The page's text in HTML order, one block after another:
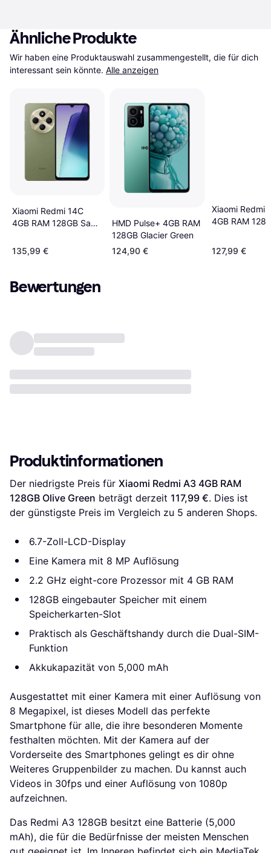
Ähnliche Produkte
Wir haben eine Produktauswahl zusammengestellt, die für dich
interessant sein könnte. Alle anzeigen
Xiaomi Redmi 14C
4GB RAM 128GB Sage
135,99 €
HMD Pulse+ 4GB RAM
128GB Glacier Green
124,90 €
Xiaomi Redmi
4GB RAM
127,99 €
Bewertungen
Produktinformationen
Der niedrigste Preis für Xiaomi Redmi A3 4GB RAM
128GB Olive Green beträgt derzeit 117,99 €. Dies ist
der günstigste Preis im Vergleich zu 5 anderen Shops.
6.7-Zoll-LCD-Display
Eine Kamera mit 8 MP Auflösung
2.2 GHz eight-core Prozessor mit 4 GB RAM
128GB eingebauter Speicher mit einem
Speicherkarten-Slot
Praktisch als Geschäftshandy durch die Dual-SIM-
Funktion
Akkukapazität von 5,000 mAh
Ausgestattet mit einer Kamera mit einer Auflösung von
8 Megapixel, ist dieses Modell das perfekte
Smartphone für alle, die ihre besonderen Momente
festhalten möchten. Mit der Kamera auf der
Vorderseite des Smartphones gelingt es dir ohne
Weiteres Gruppenbilder zu machen. Du kannst auch
Videos in 30fps und einer Auflösung von 1080p
aufzeichnen.
Das Redmi A3 128GB besitzt eine Batterie (5,000
mAh), die für die Bedürfnisse der meisten Menschen